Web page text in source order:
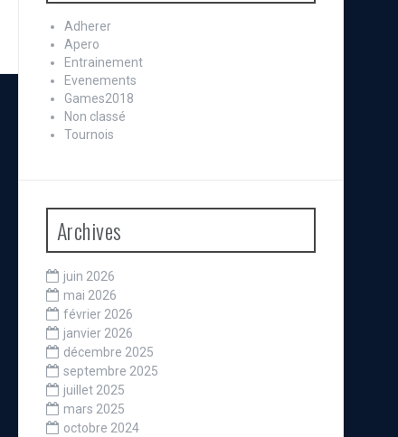
Adherer
Apero
Entrainement
Evenements
Games2018
Non classé
Tournois
Archives
juin 2026
mai 2026
février 2026
janvier 2026
décembre 2025
septembre 2025
juillet 2025
mars 2025
octobre 2024